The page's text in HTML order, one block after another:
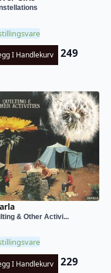
I Handlekurv 249
& Other Activi...
I Handlekurv 229